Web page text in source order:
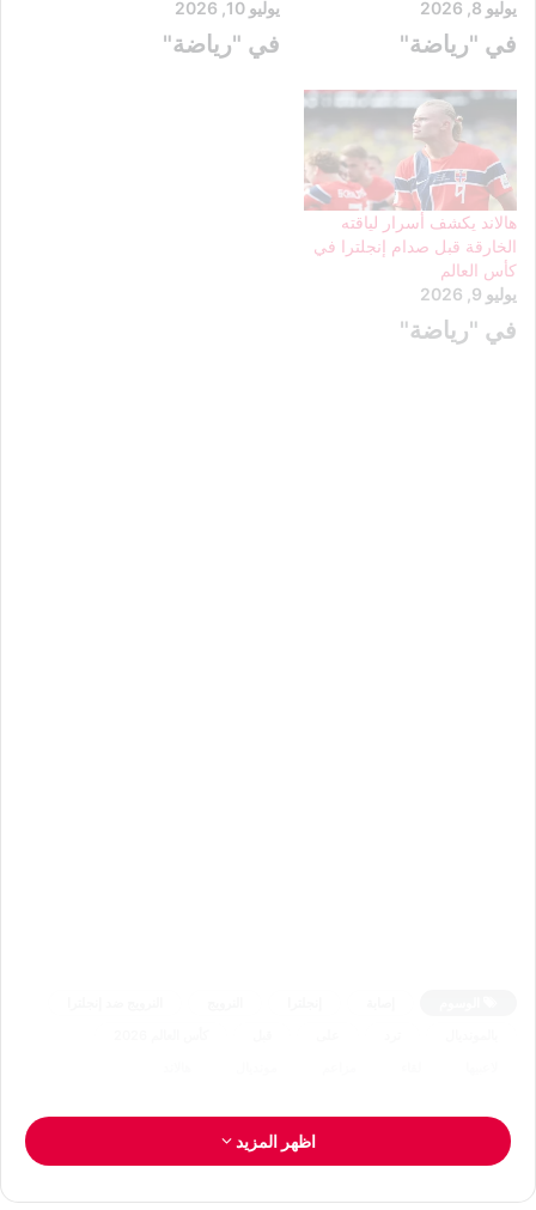
يوليو 8, 2026
في "رياضة"
يوليو 10, 2026
في "رياضة"
هالاند يكشف أسرار لياقته
الخارقة قبل صدام إنجلترا في
كأس العالم
يوليو 9, 2026
في "رياضة"
اظهر المزيد